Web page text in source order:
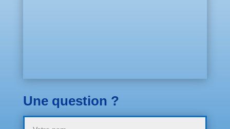
Une question ?